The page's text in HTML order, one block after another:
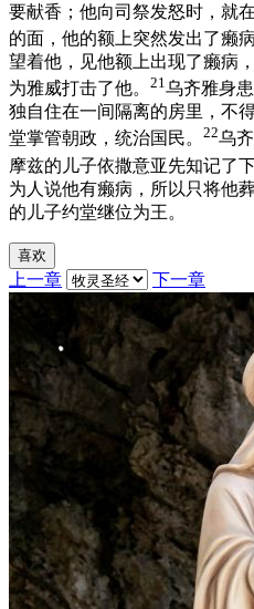
要献香；他向司祭发怒时，就
的面，他的额上突然发出了癞病
望着他，见他额上出现了癞病
为雅威打击了他。 21乌齐雅身
独自住在一间隔离的房里，不
堂掌管朝政，统治国民。 22乌
摩兹的儿子依撒意亚先知记了下
为人说他有癞病，所以只将他
的儿子约堂继位为王。
喜欢
上一章 下一章